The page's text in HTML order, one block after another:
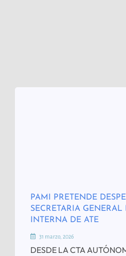
PAMI PRETENDE
SECRETARIA
INTERNA DE ATE
31 marzo, 2026
DESDE LA CTA